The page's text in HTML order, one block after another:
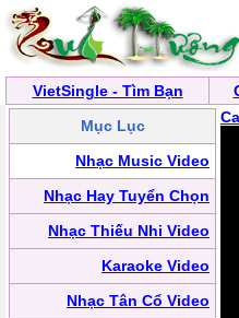
VietSingle - Tìm Bạn
Mục Lục
Nhạc Music Video
Nhạc Hay Tuyển Chọn
Nhạc Thiếu Nhi Video
Karaoke Video
Nhạc Tân Cổ Video